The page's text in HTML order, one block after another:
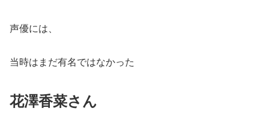
声優には、
当時はまだ有名ではなかった
花澤香菜さん